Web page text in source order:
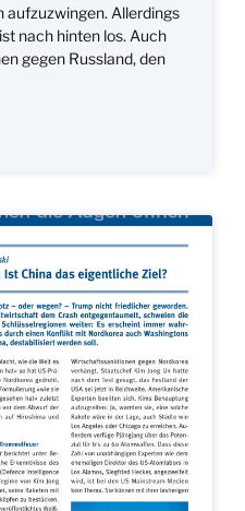
Allerdings
nach hinten los. Auch
gegen Russland, den